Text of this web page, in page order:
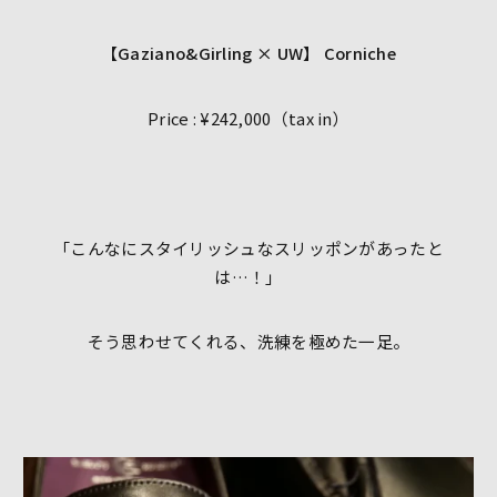
【Gaziano&Girling × UW】 Corniche
Price : ¥242,000（tax in）
「こんなにスタイリッシュなスリッポンがあったと
は…！」
そう思わせてくれる、洗練を極めた一足。